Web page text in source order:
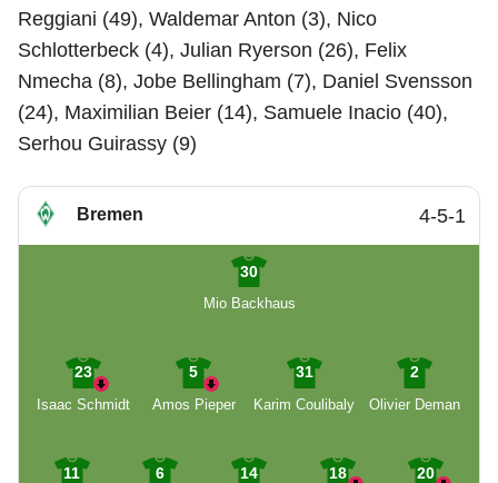
Reggiani (49), Waldemar Anton (3), Nico
Schlotterbeck (4), Julian Ryerson (26), Felix
Nmecha (8), Jobe Bellingham (7), Daniel Svensson
(24), Maximilian Beier (14), Samuele Inacio (40),
Serhou Guirassy (9)
Bremen 4-5-1
30
Mio Backhaus
23
Isaac Schmidt
5
Amos Pieper
31
Karim Coulibaly
2
Olivier Deman
11
6
14
18
20